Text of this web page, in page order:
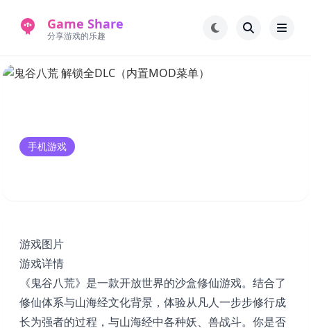
Game Share
分享游戏的乐趣
首页
新版游戏站
手机游戏
游戏图片
游戏详情
《鬼谷八荒》是一款开放世界的沙盒修仙游戏。结合了
修仙体系与山海经文化背景，体验从凡人一步步修行成
长为强者的过程，与山海经中各种妖、兽战斗。你是否